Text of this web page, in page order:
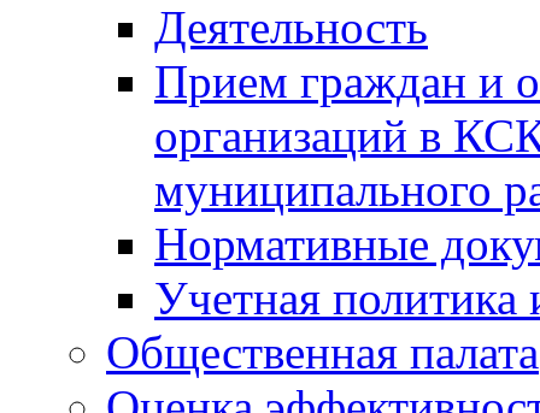
Деятельность
Прием граждан и
организаций в
муниципального
Нормативные
Учетная политика
Общественная палата